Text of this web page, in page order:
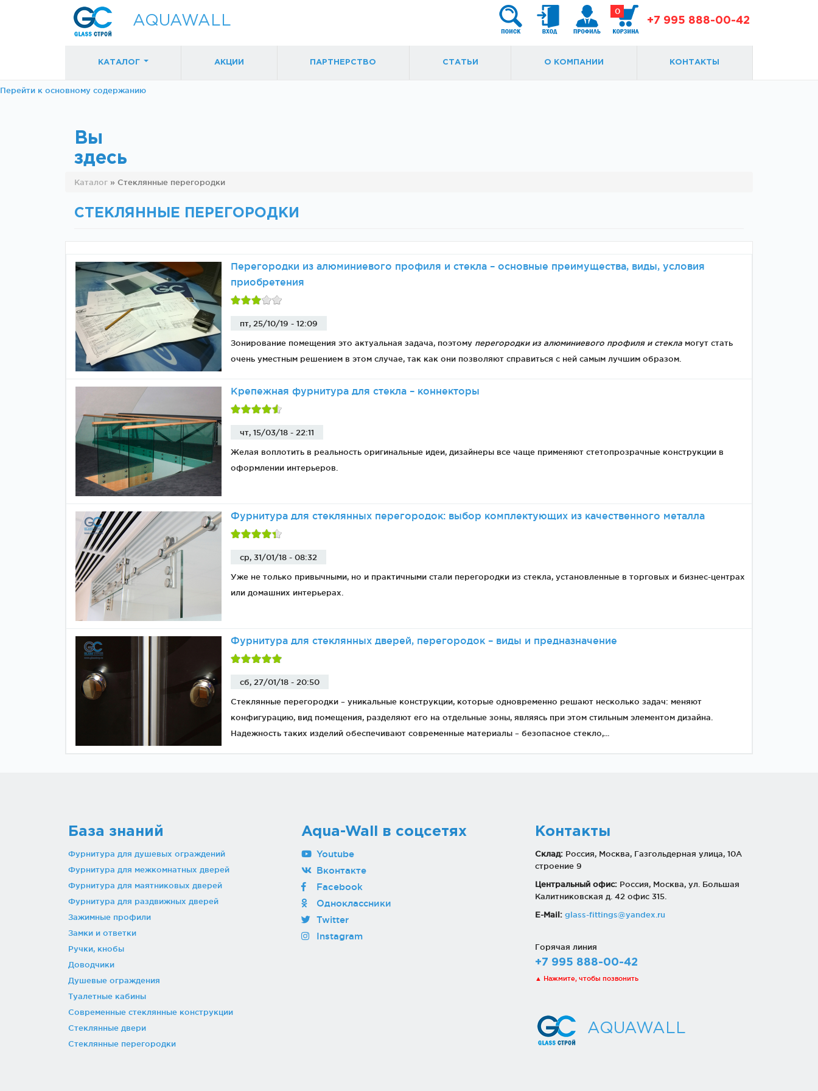
Перейти к основному содержанию
AQUAWALL +7 995 888-00-42
0
КАТАЛОГ
раздвижных
механизмы)
раздвижных
механизмы)
Зажимные
профили
Фурнитура для
межкомнатных
дверей
серия)
цельностеклянные
АКЦИИ ПАРТНЕРСТВО СТАТЬИ О КОМПАНИИ КОНТАКТЫ
Вы
здесь
Каталог » Стеклянные перегородки
СТЕКЛЯННЫЕ ПЕРЕГОРОДКИ
Перегородки из алюминиевого профиля и стекла – основные преимущества, виды, условия
приобретения
пт, 25/10/19 - 12:09
Зонирование помещения это актуальная задача, поэтому перегородки из алюминиевого профиля и стекла могут стать
очень уместным решением в этом случае, так как они позволяют справиться с ней самым лучшим образом.
Крепежная фурнитура для стекла – коннекторы
чт, 15/03/18 - 22:11
Желая воплотить в реальность оригинальные идеи, дизайнеры все чаще применяют стетопрозрачные конструкции в
оформлении интерьеров.
Фурнитура для стеклянных перегородок: выбор комплектующих из качественного металла
ср, 31/01/18 - 08:32
Уже не только привычными, но и практичными стали перегородки из стекла, установленные в торговых и бизнес-центрах
или домашних интерьерах.
Фурнитура для стеклянных дверей, перегородок – виды и предназначение
сб, 27/01/18 - 20:50
Стеклянные перегородки – уникальные конструкции, которые одновременно решают несколько задач: меняют
конфигурацию, вид помещения, разделяют его на отдельные зоны, являясь при этом стильным элементом дизайна.
Надежность таких изделий обеспечивают современные материалы – безопасное стекло,...
База знаний
Фурнитура для душевых ограждений
Фурнитура для межкомнатных дверей
Фурнитура для маятниковых дверей
Фурнитура для раздвижных дверей
Зажимные профили
Замки и ответки
Ручки, кнобы
Доводчики
Душевые ограждения
Туалетные кабины
Современные стеклянные конструкции
Стеклянные двери
Стеклянные перегородки
Aqua-Wall в соцсетях
Youtube
Вконтакте
Facebook
Одноклассники
Twitter
Instagram
Контакты
Склад: Россия, Москва, Газгольдерная улица, 10А
строение 9
Центральный офис: Россия, Москва, ул. Большая
Калитниковская д. 42 офис 315.
E-Mail: glass-fittings@yandex.ru
Горячая линия
+7 995 888-00-42
▲ Нажмите, чтобы позвонить
AQUAWALL